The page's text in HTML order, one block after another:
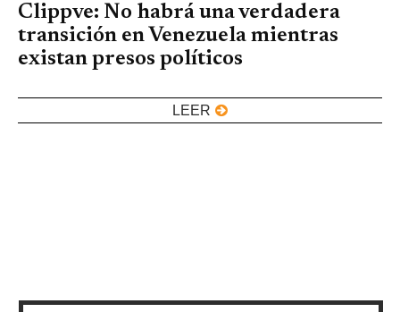
Clippve: No habrá una verdadera
transición en Venezuela mientras
existan presos políticos
LEER